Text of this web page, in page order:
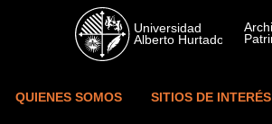
Skip to main content
QUIENES SOMOS SITIOS DE INTERÉS